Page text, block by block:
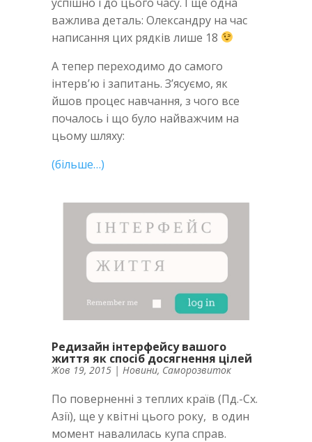
важлива деталь: Олександру на час
написання цих рядків лише 18
А тепер переходимо до самого
інтерв’ю і запитань. З’ясуємо, як
йшов процес навчання, з чого все
почалось і що було найважчим на
цьому шляху:
(більше…)
Редизайн інтерфейсу вашого
життя як спосіб досягнення цілей
Жов 19, 2015 | Новини, Саморозвиток
По поверненні з теплих країв (Пд.-Сх.
Азії), ще у квітні цього року, в один
момент навалилась купа справ.